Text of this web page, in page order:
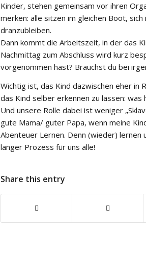
Kinder, stehen gemeinsam vor ihren
merken: alle sitzen im gleichen Boot,
dranzubleiben.
Dann kommt die Arbeitszeit, in der das
Nachmittag zum Abschluss wird kurz
vorgenommen hast? Brauchst du bei
Wichtig ist, das Kind dazwischen eher in
das Kind selber erkennen zu lassen: was
Und unsere Rolle dabei ist weniger
gute Mama/ guter Papa, wenn meine
Abenteuer Lernen. Denn (wieder)
langer Prozess für uns alle!
Share this entry